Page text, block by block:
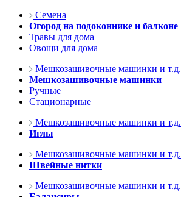
Семена
Огород на подоконнике и балконе
Травы для дома
Овощи для дома
Мешкозашивочные машинки и т.д.
Мешкозашивочные машинки
Ручные
Стационарные
Мешкозашивочные машинки и т.д.
Иглы
Мешкозашивочные машинки и т.д.
Швейные нитки
Мешкозашивочные машинки и т.д.